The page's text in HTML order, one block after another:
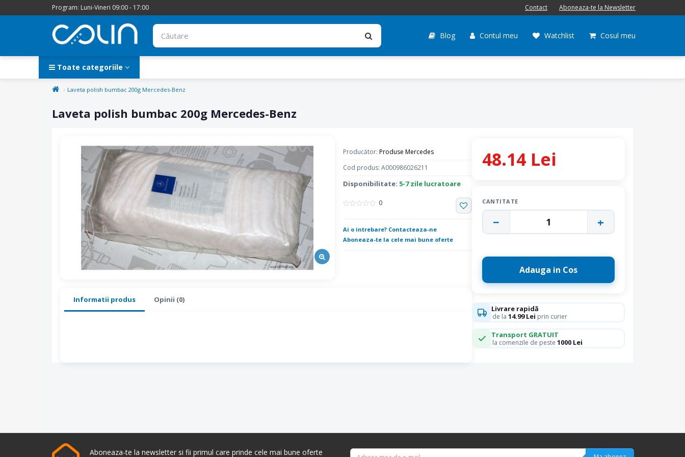
Program: Luni-Vineri 09:00 - 17:00 Contact Aboneaza-te la Newsletter
Blog Contul meu Watchlist Cosul meu
Toate categoriile
Laveta polish bumbac 200g Mercedes-Benz
Laveta polish bumbac 200g Mercedes-Benz
Producător: Produse Mercedes
Cod produs: A000986026211
Disponibilitate: 5-7 zile lucratoare
0
Ai o intrebare? Contacteaza-ne
Aboneaza-te la cele mai bune oferte
Informatii produs Opinii (0)
48.14 Lei
CANTITATE
− 1 +
Adauga in Cos
Livrare rapidă
de la 14.99 Lei prin curier
Transport GRATUIT
la comenzile de peste 1000 Lei
Aboneaza-te la newsletter si fii primul care prinde cele mai bune oferte